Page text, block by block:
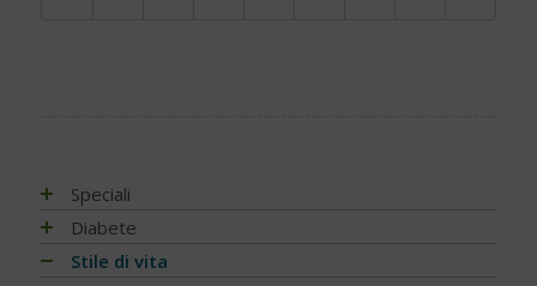
Speciali
Antiossidanti e radicali liberi
Assistenza e diabete
Diabete
Impatto socio-sanitario
Stile di vita